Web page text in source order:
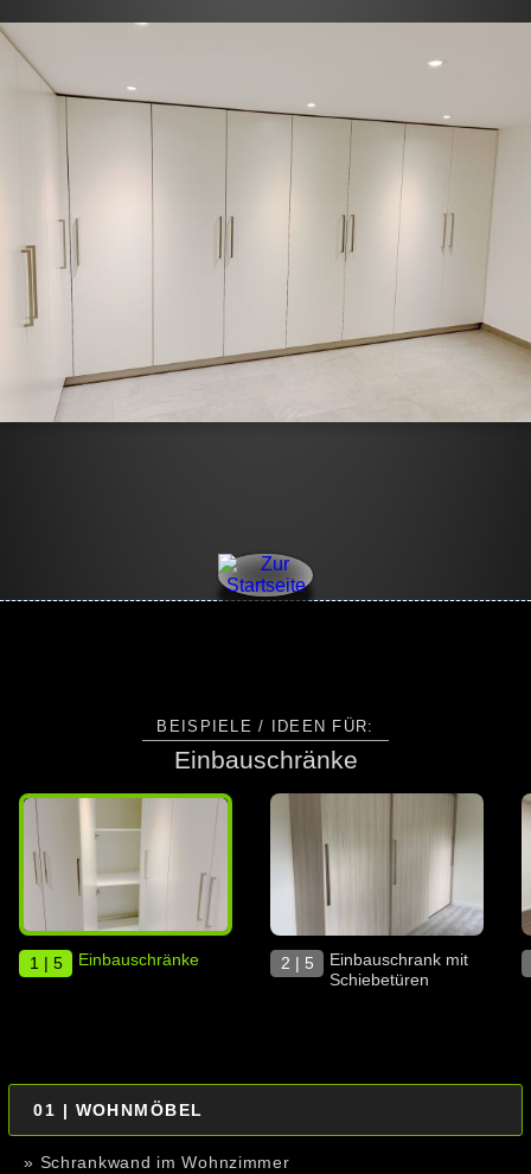
BEISPIELE / IDEEN FÜR:
Einbauschränke
1 | 5 Einbauschränke 2 | 5
Einbauschrank mit
Schiebetüren
01 | WOHNMÖBEL
» Schrankwand im Wohnzimmer